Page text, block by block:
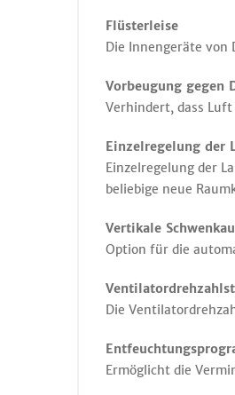
Flüsterleise
Die Innengeräte von
Vorbeugung gegen
Verhindert, dass
Einzelregelung der
Einzelregelung der
beliebige neue
Vertikale
Option für die
Die
Ermöglicht die